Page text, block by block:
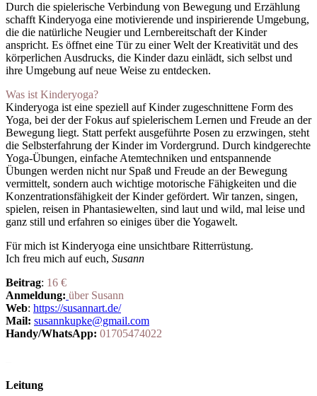
Durch die spielerische Verbindung von Bewegung und Erzählung
schafft Kinderyoga eine motivierende und inspirierende Umgebung,
die die natürliche Neugier und Lernbereitschaft der Kinder
anspricht. Es öffnet eine Tür zu einer Welt der Kreativität und des
körperlichen Ausdrucks, die Kinder dazu einlädt, sich selbst und
ihre Umgebung auf neue Weise zu entdecken.
Was ist Kinderyoga?
Kinderyoga ist eine speziell auf Kinder zugeschnittene Form des
Yoga, bei der der Fokus auf spielerischem Lernen und Freude an der
Bewegung liegt. Statt perfekt ausgeführte Posen zu erzwingen, steht
die Selbsterfahrung der Kinder im Vordergrund. Durch kindgerechte
Yoga-Übungen, einfache Atemtechniken und entspannende
Übungen werden nicht nur Spaß und Freude an der Bewegung
vermittelt, sondern auch wichtige motorische Fähigkeiten und die
Konzentrationsfähigkeit der Kinder gefördert. Wir tanzen, singen,
spielen, reisen in Phantasiewelten, sind laut und wild, mal leise und
ganz still und erfahren so einiges über die Yogawelt.
Für mich ist Kinderyoga eine unsichtbare Ritterrüstung.
Ich freu mich auf euch, Susann
Beitrag: 16 €
Anmeldung: über Susann
Web: https://susannart.de/
Mail: susannkupke@gmail.com
Handy/WhatsApp: 01705474022
Leitung